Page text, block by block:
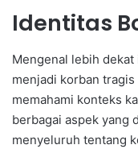
Identitas
Mengenal lebih
menjadi korban
memahami konteks
berbagai aspek yang
menyeluruh tentang